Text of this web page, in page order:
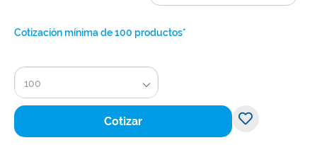
Cotización mínima de 100 productos*
100
Cotizar